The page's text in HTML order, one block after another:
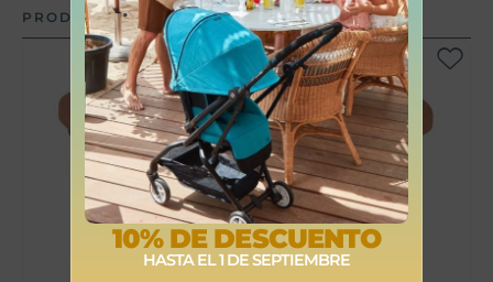
PRODUCTOS RELACIONADOS
10% DE DESCUENTO
HASTA EL 1 DE SEPTIEMBRE